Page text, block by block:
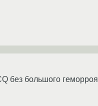
без большого геморроя